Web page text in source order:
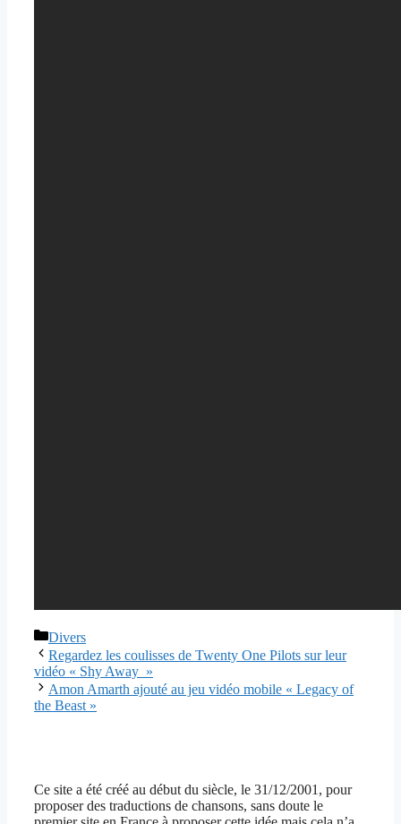
Catégories
Divers
Regardez les coulisses de Twenty One Pilots sur leur
vidéo « Shy Away »
Amon Amarth ajouté au jeu vidéo mobile « Legacy of
the Beast »
Ce site a été créé au début du siècle, le 31/12/2001, pour
proposer des traductions de chansons, sans doute le